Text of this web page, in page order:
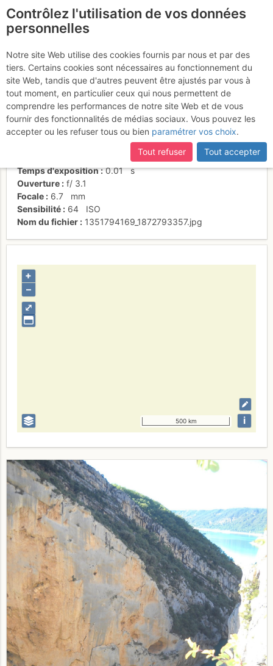
certaines pages ne sont plus accessibles, manquantes ou
incomplètes, déconnectez-vous puis reconnectez-vous à votre
compte sur le site.
Petite vue sur le Verdon
Activités
Date/heure
1 nov. 2012 12:11
Contributeur
sandrine-tetard
individuel (CC by-nc-nd)
NIKON COOLPIX L20
Temps d'exposition
0.01 s
Ouverture
f/ 3.1
Focale
6.7
mm
Sensibilité
64
ISO
Nom du fichier
1351794169_1872793357.jpg
⤢
+
–
500 km i
Contrôlez l'utilisation de vos données
personnelles
Notre site Web utilise des cookies fournis par nous et par des
tiers. Certains cookies sont nécessaires au fonctionnement du
site Web, tandis que d'autres peuvent être ajustés par vous à
tout moment, en particulier ceux qui nous permettent de
comprendre les performances de notre site Web et de vous
fournir des fonctionnalités de médias sociaux. Vous pouvez les
accepter ou les refuser tous ou bien paramétrer vos choix.
Tout refuser
Tout accepter